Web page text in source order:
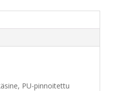
PU-pinnoitettu